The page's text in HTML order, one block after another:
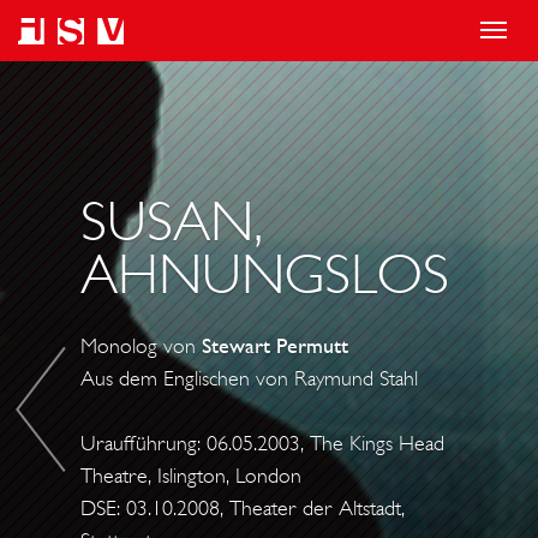
T
o
g
g
l
e
n
v
a
P
O
SUSAN,
AHNUNGSLOS
Monolog vonStewart Permutt
Aus dem Englischen von Raymund Stahl
Uraufführung: 06.05.2003, The Kings Head
Theatre, Islington, London
DSE: 03.10.2008, Theater der Altstadt,